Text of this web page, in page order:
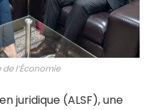
l’Économie
juridique (ALSF), une